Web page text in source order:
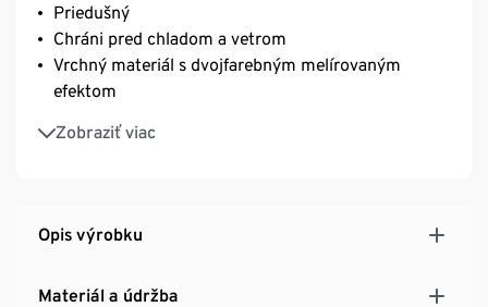
Priedušný
Chráni pred chladom a vetrom
Vrchný materiál s dvojfarebným melírovaným
efektom
Zobraziť viac
Univerzálna veľkosť
Opis výrobku
Materiál a údržba